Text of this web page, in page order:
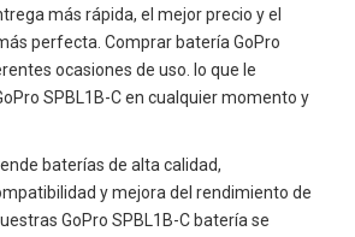
más rápida, el mejor precio y el
perfecta. Comprar batería GoPro
ocasiones de uso. lo que le
SPBL1B-C en cualquier momento y
baterías de alta calidad,
y mejora del rendimiento de
GoPro SPBL1B-C batería se